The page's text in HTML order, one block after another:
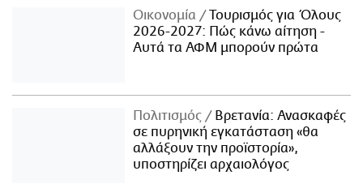
Οικονομία
Τουρισμός για Όλους
2026-2027: Πώς κάνω αίτηση -
Αυτά τα ΑΦΜ μπορούν πρώτα
Πολιτισμός
Βρετανία: Ανασκαφές
σε πυρηνική εγκατάσταση «θα
αλλάξουν την προϊστορία»,
υποστηρίζει αρχαιολόγος